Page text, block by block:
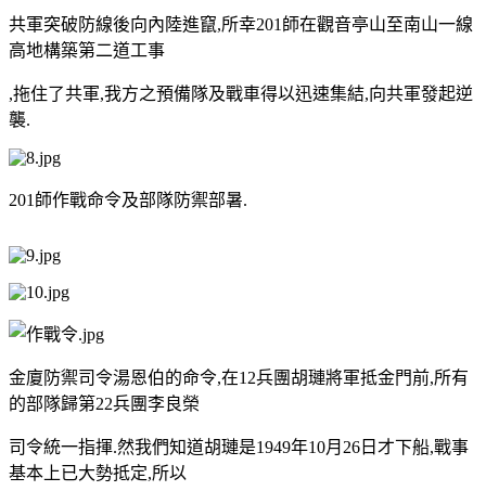
共軍突破防線後向內陸進竄,所幸201師在觀音亭山至南山一線
高地構築第二道工事
,拖住了共軍,我方之預備隊及戰車得以迅速集結,向共軍發起逆
襲.
201師作戰命令及部隊防禦部暑.
金廈防禦司令湯恩伯的命令,在12兵團胡璉將軍抵金門前,所有
的部隊歸第22兵團李良榮
司令統一指揮.然我們知道胡璉是1949年10月26日才下船,戰事
基本上已大勢抵定,所以